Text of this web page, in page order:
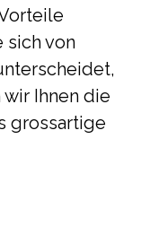
sich von
Ihnen die
grossartige